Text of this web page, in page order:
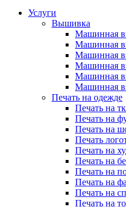
Услуги
Вышивка
Машинная
Машинная
Машинная
Машинная
Машинная
Машинная
Печать на одежде
Печать на
Печать на
Печать на
Печать
Печать на
Печать на
Печать на
Печать на
Печать на
Печать на